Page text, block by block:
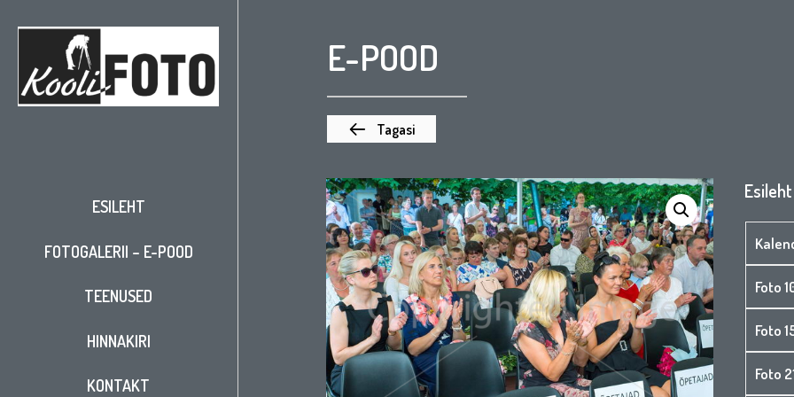
E-POOD
Tagasi
ESILEHT
FOTOGALERII – E-POOD
TEENUSED
HINNAKIRI
KONTAKT
Esileht
Foto
Foto
Foto